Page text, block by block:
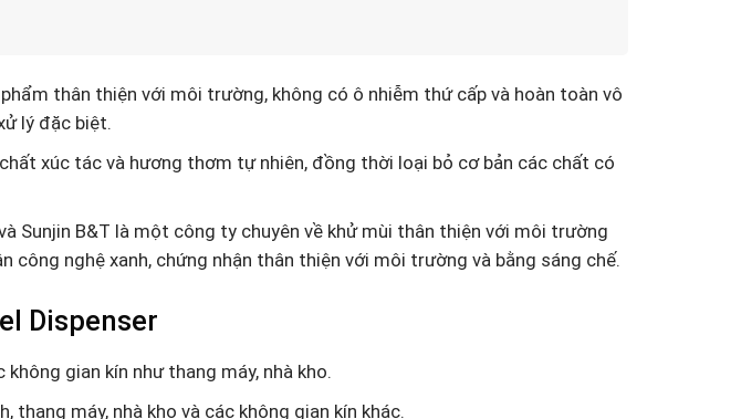
thân thiện với môi trường, không có ô nhiễm thứ cấp và hoàn toàn vô
lý đặc biệt.
xúc tác và hương thơm tự nhiên, đồng thời loại bỏ cơ bản các chất có
B&T là một công ty chuyên về khử mùi thân thiện với môi trường
nghệ xanh, chứng nhận thân thiện với môi trường và bằng sáng chế.
Dispenser
gian kín như thang máy, nhà kho.
thang máy, nhà kho và các không gian kín khác.